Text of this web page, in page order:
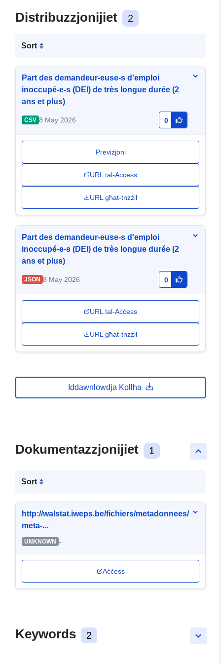
Distribuzzjonijiet 2
Sort
Part des demandeur-euse-s d'emploi
inoccupé-e-s (DEI) de très longue durée (2
ans et plus)
CSV 8 May 2026 0
Previżjoni
URL tal-Aċċess
URL għat-tnżżil
Part des demandeur-euse-s d'emploi
inoccupé-e-s (DEI) de très longue durée (2
ans et plus)
JSON 8 May 2026 0
URL tal-Aċċess
URL għat-tnżżil
Iddawnlowdja Kollha
keyboard_arrow_up
Dokumentazzjonijiet 1
Sort
http://walstat.iweps.be/fichiers/metadonnees/
meta-...
UNKNOWN -
Aċċess
keyboard_arrow_down
Keywords 2